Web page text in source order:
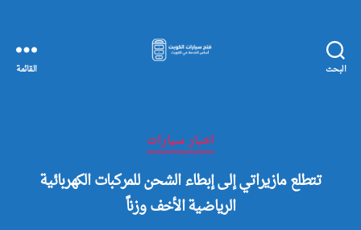
البحث
الكويت
القائمة
التصنيفات
اخبار سيارات
تتطلع مازيراتي إلى إبطاء الشحن للمركبات الكهربائية
الرياضية الأخف وزناً